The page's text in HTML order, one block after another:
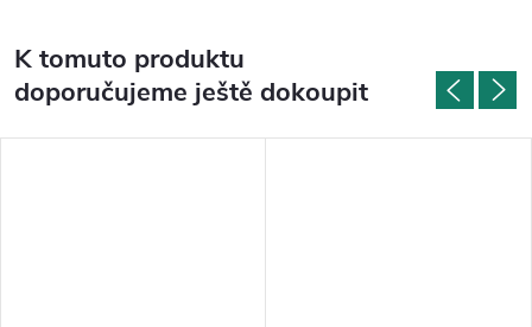
K tomuto produktu
doporučujeme ještě dokoupit